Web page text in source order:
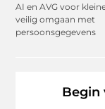
AI en AVG voor
veilig omgaan met
persoonsgegevens
Begin